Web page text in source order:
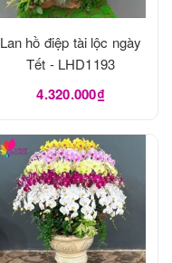
Lan hồ điệp tài lộc ngày
Tết - LHD1193
4.320.000₫